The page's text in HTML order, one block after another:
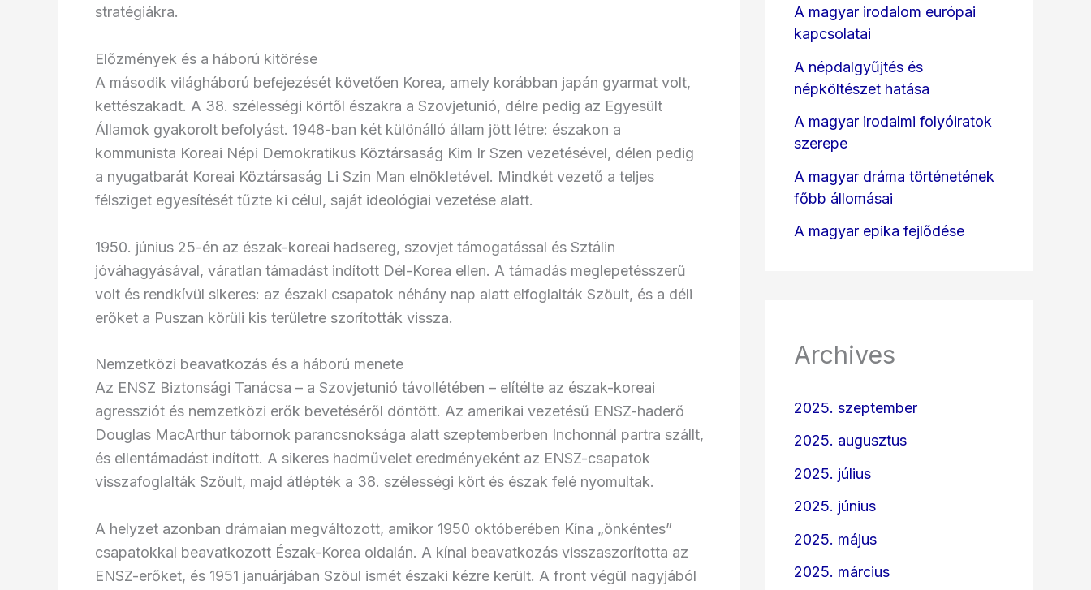
stratégiákra.
Előzmények és a háború kitörése
A második világháború befejezését követően Korea, amely korábban japán gyarmat volt,
kettészakadt. A 38. szélességi körtől északra a Szovjetunió, délre pedig az Egyesült
Államok gyakorolt befolyást. 1948-ban két különálló állam jött létre: északon a
kommunista Koreai Népi Demokratikus Köztársaság Kim Ir Szen vezetésével, délen pedig
a nyugatbarát Koreai Köztársaság Li Szin Man elnökletével. Mindkét vezető a teljes
félsziget egyesítését tűzte ki célul, saját ideológiai vezetése alatt.
1950. június 25-én az észak-koreai hadsereg, szovjet támogatással és Sztálin
jóváhagyásával, váratlan támadást indított Dél-Korea ellen. A támadás meglepetésszerű
volt és rendkívül sikeres: az északi csapatok néhány nap alatt elfoglalták Szöult, és a déli
erőket a Puszan körüli kis területre szorították vissza.
Nemzetközi beavatkozás és a háború menete
Az ENSZ Biztonsági Tanácsa – a Szovjetunió távollétében – elítélte az észak-koreai
agressziót és nemzetközi erők bevetéséről döntött. Az amerikai vezetésű ENSZ-haderő
Douglas MacArthur tábornok parancsnoksága alatt szeptemberben Inchonnál partra szállt,
és ellentámadást indított. A sikeres hadművelet eredményeként az ENSZ-csapatok
visszafoglalták Szöult, majd átlépték a 38. szélességi kört és észak felé nyomultak.
A helyzet azonban drámaian megváltozott, amikor 1950 októberében Kína „önkéntes”
csapatokkal beavatkozott Észak-Korea oldalán. A kínai beavatkozás visszaszorította az
ENSZ-erőket, és 1951 januárjában Szöul ismét északi kézre került. A front végül nagyjából
A magyar irodalom európai
kapcsolatai
A népdalgyűjtés és
népköltészet hatása
A magyar irodalmi folyóiratok
szerepe
A magyar dráma történetének
főbb állomásai
A magyar epika fejlődése
Archives
2025. szeptember
2025. augusztus
2025. július
2025. június
2025. május
2025. március